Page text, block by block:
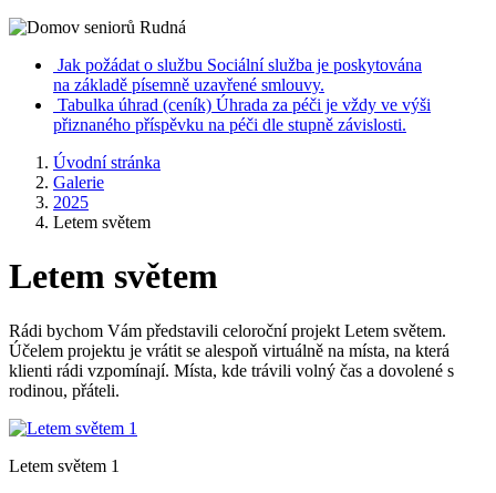
Jak požádat o službu Sociální služba je poskytována
na základě písemně uzavřené smlouvy.
Tabulka úhrad (ceník) Úhrada za péči je vždy ve výši
přiznaného příspěvku na péči dle stupně závislosti.
Úvodní stránka
Galerie
2025
Letem světem
Letem světem
Rádi bychom Vám představili celoroční projekt Letem světem.
Účelem projektu je vrátit se alespoň virtuálně na místa, na která
klienti rádi vzpomínají. Místa, kde trávili volný čas a dovolené s
rodinou, přáteli.
Letem světem 1